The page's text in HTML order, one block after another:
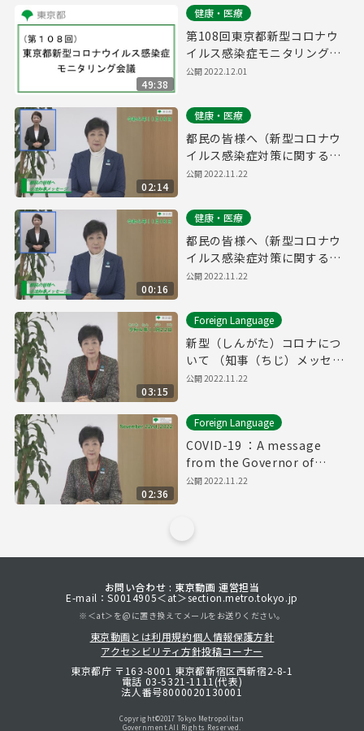
49:38
健康・医療
第108回東京都新型コロナウ
イルス感染症モニタリング会
議(令和4年12月1日14時00分
公開 2022.12.01
02:14
健康・医療
都民の皆様へ（新型コロナウ
イルス感染症対策に関する知
事メッセージ 手話付き 令和4
公開 2022.11.22
00:16
健康・医療
都民の皆様へ（新型コロナウ
イルス感染症対策に関する知
事メッセージ 15秒手話付き
公開 2022.11.22
03:15
Foreign Language
新型（しんがた）コロナにつ
いて （知事（ちじ）メッセー
ジ 令和（れいわ）4年（ね
ち）「やさしいにほんご」）
公開 2022.11.22
02:36
Foreign Language
COVID-19 ：A message
from the Governor of
Tokyo（November 22nd
公開 2022.11.22
お問い合わせ : 東京動画 運営担当
E-mail：S0014905＜at＞section.metro.tokyo.jp
※＜at＞を@に置き換えてメールをお送りください。
東京動画とは利用規約個人情報保護方針
アクセシビリティ方針投稿コーナー
東京都庁 〒163-8001 東京都新宿区西新宿2-8-1
電話 03-5321-1111(代表)
法人番号8000020130001
Copyright©︎2017 Tokyo Metropolitan
Government.All Rights Reserved.